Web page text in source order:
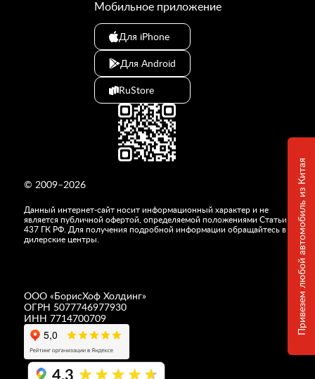
Привезем любой автомобиль из Китая
© 2009–2026
Данный интернет-сайт носит информационный характер и не
является публичной офертой, определяемой положениями Статьи
437 ГК РФ. Для получения подробной информации обращайтесь в
дилерские центры.
ООО «БорисХоф Холдинг»
ОГРН 5077746977930
ИНН 7714700709
Мобильное приложение
Для iPhone
Для Android
RuStore